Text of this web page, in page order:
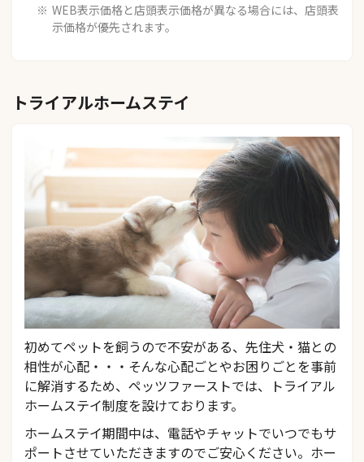
WEB表示価格と店頭表示価格が異なる場合には、店頭表
示価格が優先されます。
トライアルホームステイ
初めてペットを飼うので不安がある、先住犬・猫との
相性が心配・・・そんな心配ごとやお困りごとを事前
に解消するため、ペッツファーストでは、トライアル
ホームステイ制度を設けております。
ホームステイ期間中は、電話やチャットでいつでもサ
ポートさせていただきますのでご安心ください。ホー